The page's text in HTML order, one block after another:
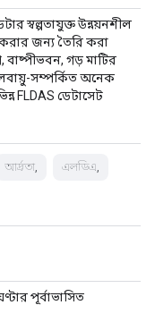
স্বল্পতাযুক্ত উন্নয়নশীল
করার জন্য তৈরি করা
বাষ্পীভবন, গড় মাটির
সম্পর্কিত অনেক
FLDAS ডেটাসেট
আর্দ্রতা, এলডিএ,
পূর্বাভাসিত